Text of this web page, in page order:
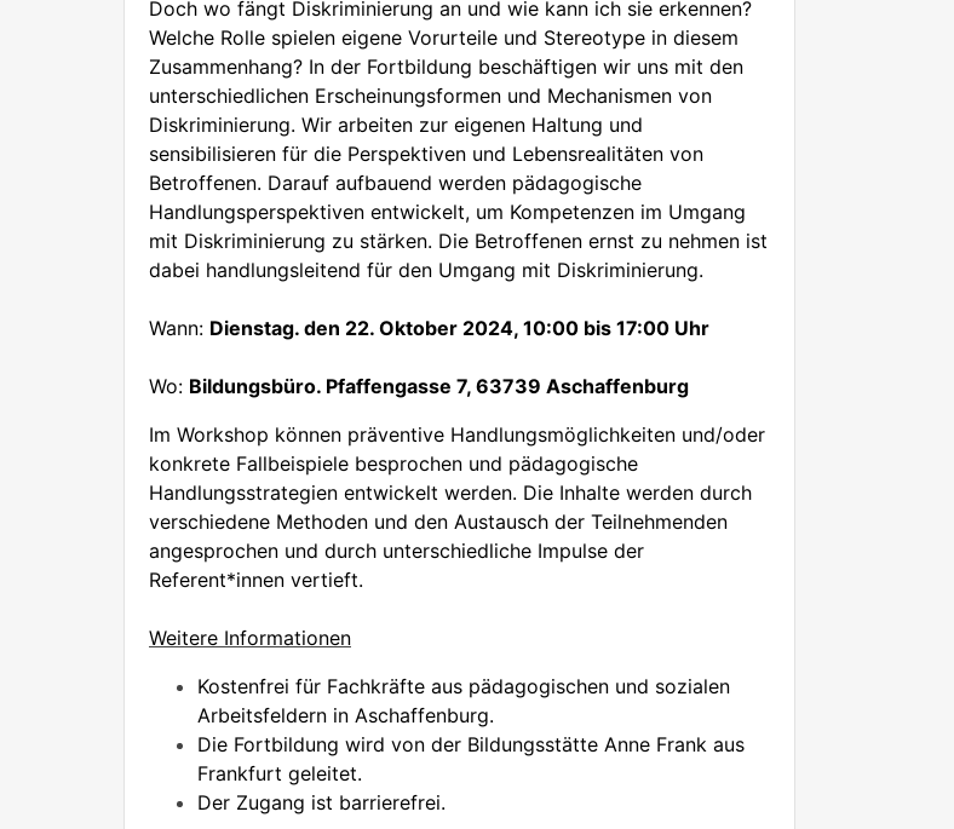
Doch wo fängt Diskriminierung an und wie kann ich sie erkennen?
Welche Rolle spielen eigene Vorurteile und Stereotype in diesem
Zusammenhang? In der Fortbildung beschäftigen wir uns mit den
unterschiedlichen Erscheinungsformen und Mechanismen von
Diskriminierung. Wir arbeiten zur eigenen Haltung und
sensibilisieren für die Perspektiven und Lebensrealitäten von
Betroffenen. Darauf aufbauend werden pädagogische
Handlungsperspektiven entwickelt, um Kompetenzen im Umgang
mit Diskriminierung zu stärken. Die Betroffenen ernst zu nehmen ist
dabei handlungsleitend für den Umgang mit Diskriminierung.
Wann: Dienstag. den 22. Oktober 2024, 10:00 bis 17:00 Uhr
Wo: Bildungsbüro. Pfaffengasse 7, 63739 Aschaffenburg
Im Workshop können präventive Handlungsmöglichkeiten und/oder
konkrete Fallbeispiele besprochen und pädagogische
Handlungsstrategien entwickelt werden. Die Inhalte werden durch
verschiedene Methoden und den Austausch der Teilnehmenden
angesprochen und durch unterschiedliche Impulse der
Referent*innen vertieft.
Weitere Informationen
Kostenfrei für Fachkräfte aus pädagogischen und sozialen
Arbeitsfeldern in Aschaffenburg.
Die Fortbildung wird von der Bildungsstätte Anne Frank aus
Frankfurt geleitet.
Der Zugang ist barrierefrei.